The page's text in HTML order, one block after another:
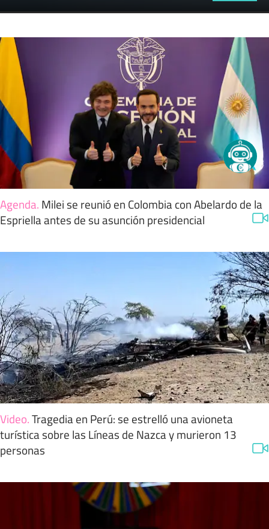
Agenda. Milei se reunió en Colombia con Abelardo de la
Espriella antes de su asunción presidencial
Video.Tragedia en Perú: se estrelló una avioneta
turística sobre las Líneas de Nazca y murieron 13
personas